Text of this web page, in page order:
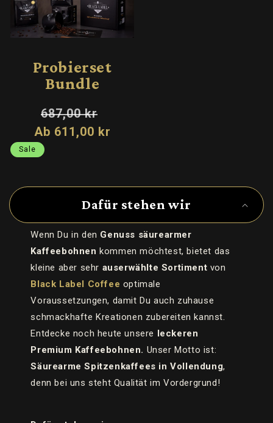
Probierset
Bundle
Normaler
Preis
687,00 kr
Ab 611,00 kr
Sale
i
n
Dafür stehen wir
Wenn Du in den Genuss säurearmer
Kaffeebohnenkommen möchtest, bietet das
kleine aber sehr auserwählte Sortiment von
Black Label Coffee optimale
Voraussetzungen, damit Du auch zuhause
schmackhafte Kreationen zubereiten kannst.
Entdecke noch heute unsere leckeren
Premium Kaffeebohnen. Unser Motto ist:
Säurearme Spitzenkaffees in Vollendung,
denn bei uns steht Qualität im Vordergrund!